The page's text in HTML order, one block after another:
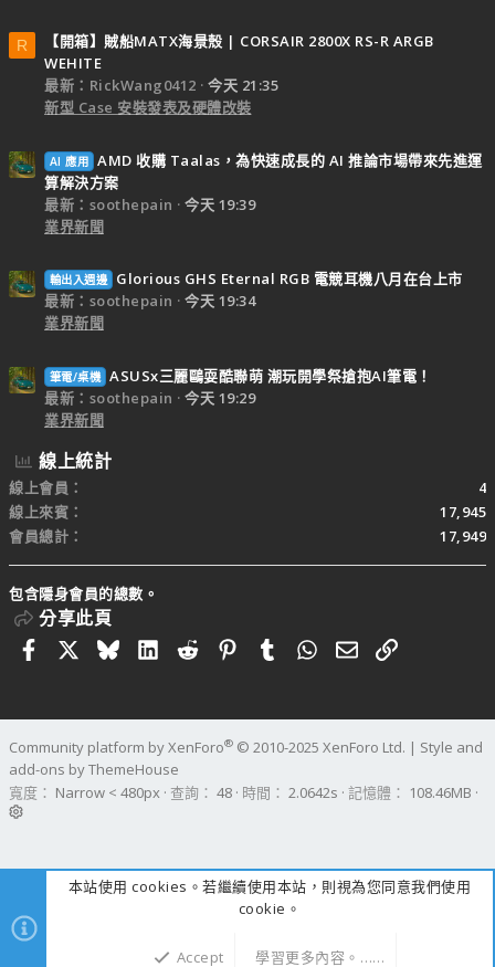
R
【開箱】賊船MATX海景殼 | CORSAIR 2800X RS-R ARGB
WEHITE
最新：RickWang0412
今天 21:35
新型 Case 安裝發表及硬體改裝
AI 應用 AMD 收購 Taalas，為快速成長的 AI 推論市場帶來先進運
算解決方案
最新：soothepain
今天 19:39
業界新聞
輸出入週邊
Glorious GHS Eternal RGB 電競耳機八月在台上市
最新：soothepain
今天 19:34
業界新聞
筆電/桌機 ASUSx三麗鷗耍酷聯萌 潮玩開學祭搶抱AI筆電！
最新：soothepain
今天 19:29
業界新聞
線上統計
線上會員
4
線上來賓
17,945
會員總計
17,949
包含隱身會員的總數。
分享此頁
FacebookBlueskyLinkedIn
RedditPinterestTumblrWhatsApp
電子郵件
連結
Community platform by XenForo® © 2010-2025 XenForo Ltd. | Style and
add-ons by ThemeHouse
寬度
查詢 48 時間 2.0642s 記憶體 108.46MB
本站使用 cookies。若繼續使用本站，則視為您同意我們使用
cookie。
Accept 學習更多內容。……